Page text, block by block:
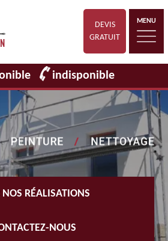
DEVIS
GRATUIT
MENU
indisponible
RÉALISATIONS
NOUS